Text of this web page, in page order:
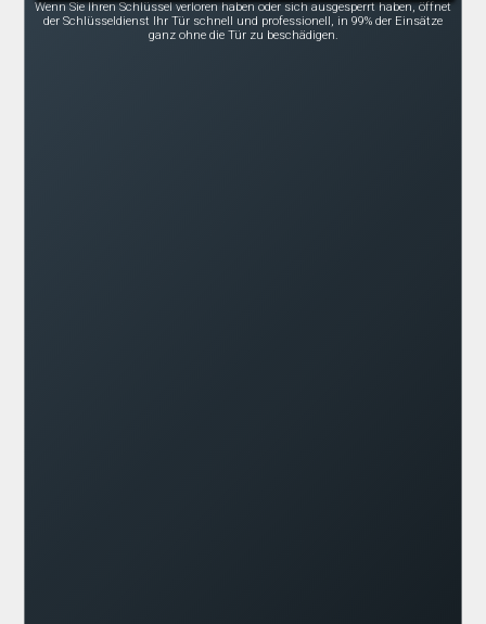
Wenn Sie Ihren Schlüssel verloren haben oder sich ausgesperrt haben, öffnet
der Schlüsseldienst Ihr Tür schnell und professionell, in 99% der Einsätze
ganz ohne die Tür zu beschädigen.